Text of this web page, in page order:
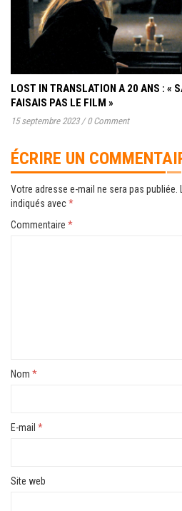
LOST IN TRANSLATION A 20 ANS : «
FAISAIS PAS LE FILM »
15 septembre 2023 / 0 Comment
ÉCRIRE UN
Votre adresse e-mail ne sera pas publiée.
indiqués avec*
Commentaire *
Nom *
E-mail *
Site web